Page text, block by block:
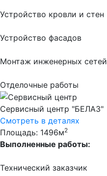
Устройство кровли и стен
Устройство фасадов
Монтаж инженерных сетей
Отделочные работы
Сервисный центр "БЕЛАЗ"
Смотреть в деталях
Площадь: 1496м2
Выполненные работы:
Технический заказчик